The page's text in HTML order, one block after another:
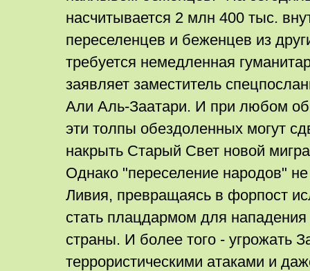
насчитывается 2 млн 400 тыс.
переселенцев и беженцев из
требуется немедленная
заявляет заместитель
Али Аль-Заатари. И при любом
эти толпы обездоленных могут
накрыть Старый Свет новой
Однако "переселение народов" не
Ливия, превращаясь в форпост
стать плацдармом для
страны. И более того - угрожать
террористическими атаками и